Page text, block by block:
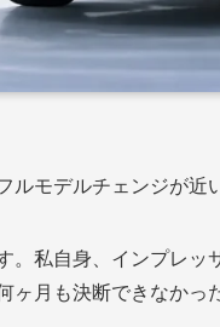
ルモデルチェンジが
。私自身、インプレ
ヶ月も決断できなかっ